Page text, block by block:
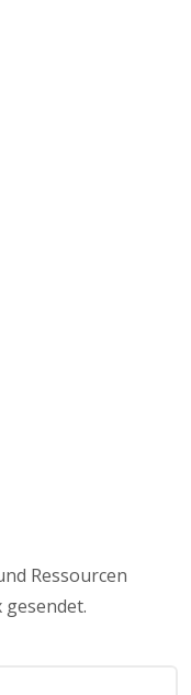
Ressourcen